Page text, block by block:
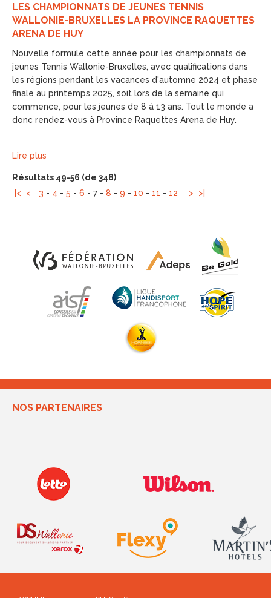
LES CHAMPIONNATS DE JEUNES TENNIS
WALLONIE-BRUXELLES LA PROVINCE RAQUETTES
ARENA DE HUY
Nouvelle formule cette année pour les championnats de
jeunes Tennis Wallonie-Bruxelles, avec qualifications dans
les régions pendant les vacances d'automne 2024 et phase
finale au printemps 2025, soit lors de la semaine qui
commence, pour les jeunes de 8 à 13 ans. Tout le monde a
donc rendez-vous à Province Raquettes Arena de Huy.
Lire plus
Résultats 49-56 (de 348)
|<
< 3 - 4 - 5 - 6 - 7 - 8 - 9 - 10 - 11 - 12 > >|
NOS PARTENAIRES